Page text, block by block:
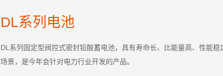
DL系列电池
DL系列固定型阀控式密封铅酸蓄电池，具有寿命长、比能量高、性能
场景，是今年会针对电力行业开发的产品。